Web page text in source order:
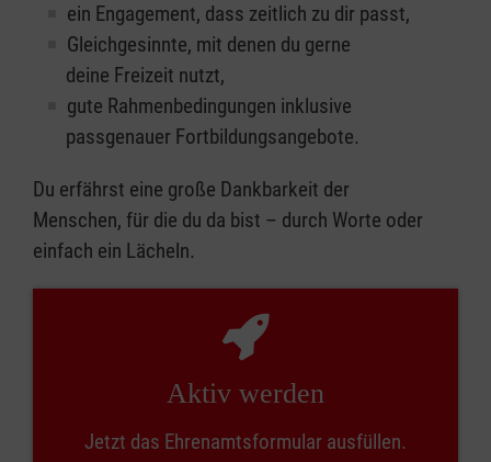
ein Engagement, dass zeitlich zu dir passt,
Gleichgesinnte, mit denen du gerne
deine Freizeit nutzt,
gute Rahmenbedingungen inklusive
passgenauer Fortbildungsangebote.
Du erfährst eine große Dankbarkeit der
Menschen, für die du da bist – durch Worte oder
einfach ein Lächeln.
Aktiv werden
Jetzt das Ehrenamtsformular ausfüllen.